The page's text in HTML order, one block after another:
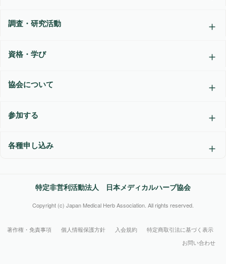
調査・研究活動
資格・学び
協会について
参加する
各種申し込み
特定非営利活動法人 日本メディカルハーブ協会
Copyright (c) Japan Medical Herb Association. All rights reserved.
著作権・免責事項 個人情報保護方針 入会規約
特定商取引法に基づく表示
お問い合わせ